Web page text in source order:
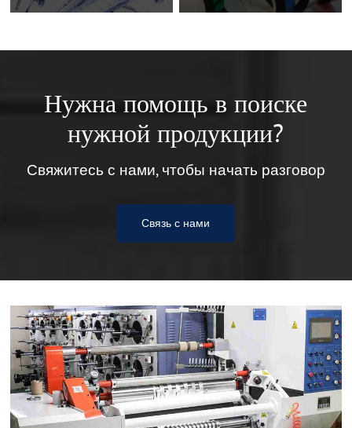
Нужна помощь в поиске
нужной продукции?
Свяжитесь с нами, чтобы начать разговор
Связь с нами